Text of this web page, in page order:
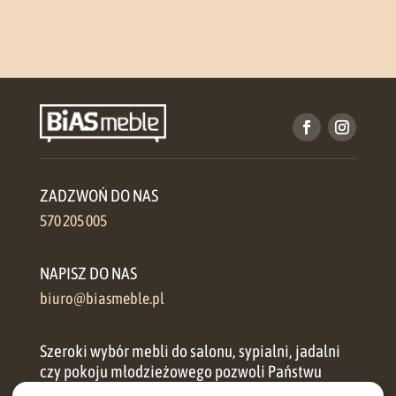
ZADZWOŃ DO NAS
570 205 005
NAPISZ DO NAS
biuro@biasmeble.pl
Szeroki wybór mebli do salonu, sypialni, jadalni
czy pokoju młodzieżowego pozwoli Państwu